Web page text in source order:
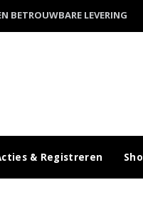
BETROUWBARE LEVERING
& Registreren